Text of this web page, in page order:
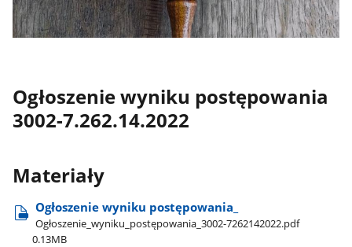
Ogłoszenie wyniku postępowania
3002-7.262.14.2022
Materiały
Ogłoszenie wyniku postępowania​_
Ogłoszenie​_wyniku​_postępowania​_3002-7262142022.pdf
0.13MB